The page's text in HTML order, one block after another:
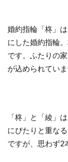
婚約指輪「柊」
にした婚約指輪
です。ふたりの
が込められていま
「柊」と「綾」
にぴたりと重な
ですが、思わず2